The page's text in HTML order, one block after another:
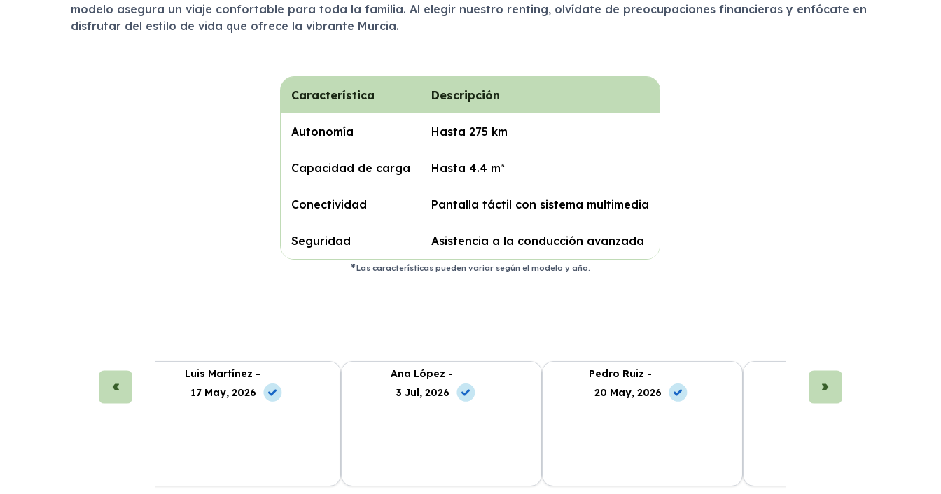
modelo asegura un viaje confortable para toda la familia. Al elegir nuestro renting, olvídate de preocupaciones financieras y enfócate en
disfrutar del estilo de vida que ofrece la vibrante Murcia.
Característica Descripción
Autonomía Hasta 275 km
Capacidad de carga Hasta 4.4 m³
Conectividad Pantalla táctil con sistema multimedia
Seguridad Asistencia a la conducción avanzada
Las características pueden variar según el modelo y año.
Luis Martínez -
17 May, 2026
Ana López -
3 Jul, 2026
Pedro Ruiz -
20 May, 2026
Marta Fernández -
10 Jul, 2026